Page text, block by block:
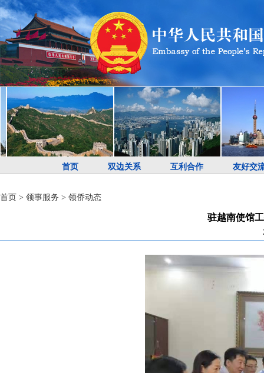
首页 双边关系 互利合作 友好交
首页 > 领事服务 > 领侨动态
驻越南使馆